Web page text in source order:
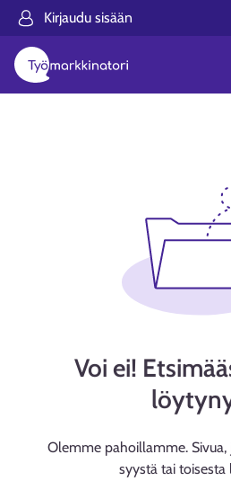
Kirjaudu sisään
Voi ei!
Olemme pahoillamme.
syystä tai